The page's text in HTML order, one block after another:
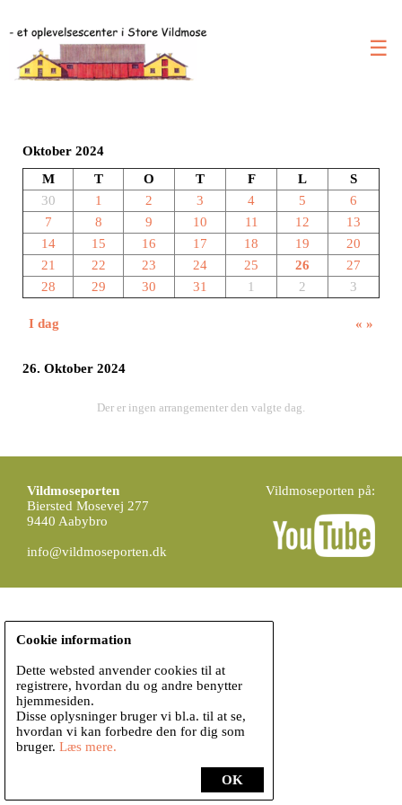
☰
Oktober 2024
M
T O T F L
S
30
1 2 3 4 5
6
7
8 9 10 11 12
13
14
15 16 17 18 19
20
21
22 23 24 25 26
27
28
29 30 31 1 2 3
I dag « »
26. Oktober 2024
Der er ingen arrangementer den valgte dag.
Vildmoseporten
Biersted Mosevej 277
9440 Aabybro
info@vildmoseporten.dk
Vildmoseporten på:
OK
Cookie information
Dette websted anvender cookies til at
registrere, hvordan du og andre benytter
hjemmesiden.
Disse oplysninger bruger vi bl.a. til at se,
hvordan vi kan forbedre den for dig som
bruger. Læs mere.